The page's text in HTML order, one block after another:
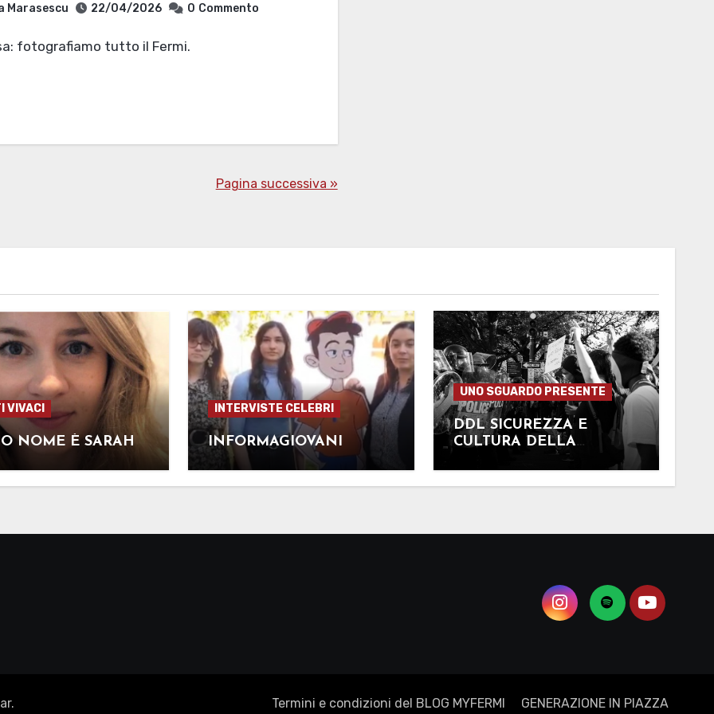
Marasescu 22/04/2026 0 Commento
fotografiamo tutto il Fermi.
Pagina successiva »
VIVACI
NOME È SARAH
INTERVISTE CELEBRI
INFORMAGIOVANI
UNO SGUARDO PRESENTE
DDL SICUREZZA E
CULTURA DELLA
. Termini e condizioni del BLOG MYFERMI GENERAZIONE IN PIAZZA